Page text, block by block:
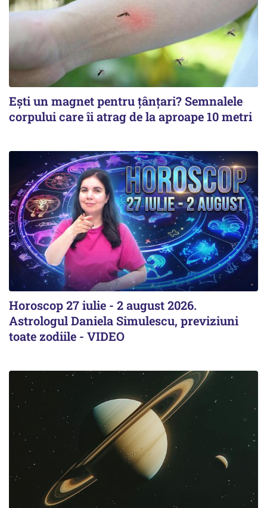
Ești un magnet pentru țânțari? Semnalele
corpului care îi atrag de la aproape 10 metri
Horoscop 27 iulie - 2 august 2026.
Astrologul Daniela Simulescu, previziuni
toate zodiile - VIDEO